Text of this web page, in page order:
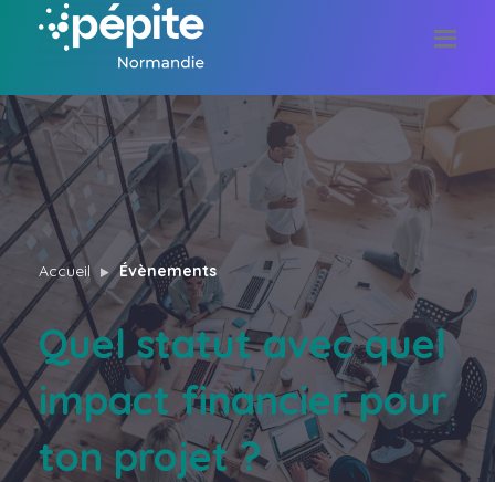
Accueil Évènements
Quel statut avec quel
impact financier pour
ton projet ?